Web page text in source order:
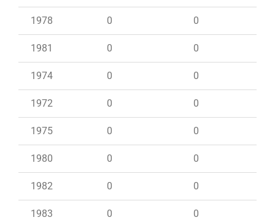
1978 0 0
1981 0 0
1974 0 0
1972 0 0
1975 0 0
1980 0 0
1982 0 0
1983 0 0